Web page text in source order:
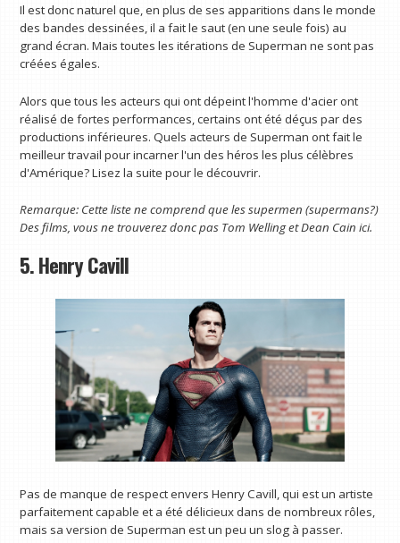
Il est donc naturel que, en plus de ses apparitions dans le monde
des bandes dessinées, il a fait le saut (en une seule fois) au
grand écran. Mais toutes les itérations de Superman ne sont pas
créées égales.
Alors que tous les acteurs qui ont dépeint l'homme d'acier ont
réalisé de fortes performances, certains ont été déçus par des
productions inférieures. Quels acteurs de Superman ont fait le
meilleur travail pour incarner l'un des héros les plus célèbres
d'Amérique? Lisez la suite pour le découvrir.
Remarque: Cette liste ne comprend que les supermen (supermans?)
Des films, vous ne trouverez donc pas Tom Welling et Dean Cain ici.
5. Henry Cavill
Pas de manque de respect envers Henry Cavill, qui est un artiste
parfaitement capable et a été délicieux dans de nombreux rôles,
mais sa version de Superman est un peu un slog à passer.